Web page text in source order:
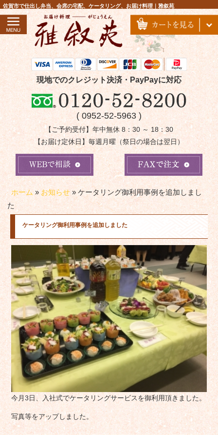
コ
ン
ツ
へ
ス
キ
プ
佐賀市で仕出し弁当、会席の宅配、ケータリング、お届け料理｜雅叙苑
現地でのクレジット決済・PayPayに対応
( 0952-52-5963 )
【ご予約受付】年中無休 8：30 ～ 18：30
【お届け定休日】毎週月曜（祭日の場合は翌日）
ホーム» お知らせ»ケータリング御利用事例を追加しまし
た
ケータリング御利用事例を追加しました
今月3日、入社式でケータリングサービスを御利用頂きました。
写真等をアップしました。